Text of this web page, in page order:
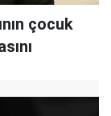
çocuk